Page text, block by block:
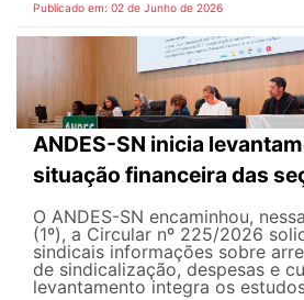
Publicado em: 02 de Junho de 2026
ANDES-SN inicia
situação financeira das
O ANDES-SN encaminhou,
(1º), a Circular nº 225/2026
sindicais informações sobre
de sindicalização, despesas e
levantamento integra os